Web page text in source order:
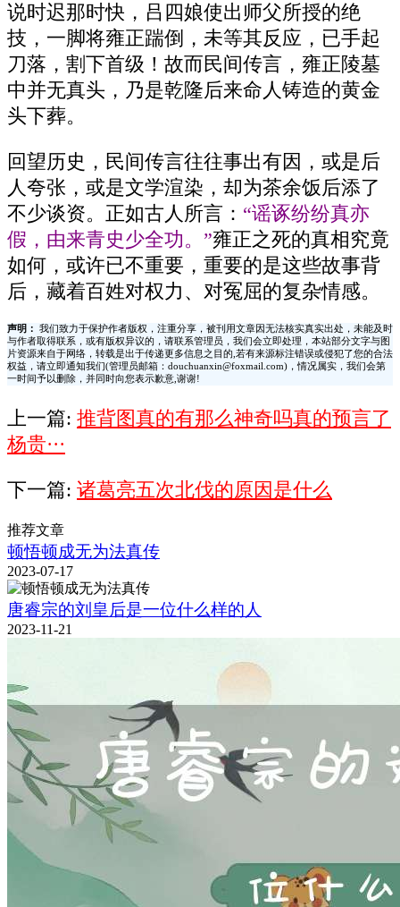
说时迟那时快，吕四娘使出师父所授的绝
技，一脚将雍正踹倒，未等其反应，已手起
刀落，割下首级！故而民间传言，雍正陵墓
中并无真头，乃是乾隆后来命人铸造的黄金
头下葬。
回望历史，民间传言往往事出有因，或是后
人夸张，或是文学渲染，却为茶余饭后添了
不少谈资。正如古人所言： “谣诼纷纷真亦
假，由来青史少全功。”雍正之死的真相究竟
如何，或许已不重要，重要的是这些故事背
后，藏着百姓对权力、对冤屈的复杂情感。
声明：
我们致力于保护作者版权，注重分享，被刊用文章因无法核实真实出处，未能及时
与作者取得联系，或有版权异议的，请联系管理员，我们会立即处理，本站部分文字与图
片资源来自于网络，转载是出于传递更多信息之目的,若有来源标注错误或侵犯了您的合法
权益，请立即通知我们(管理员邮箱：douchuanxin@foxmail.com)，情况属实，我们会第
一时间予以删除，并同时向您表示歉意,谢谢!
上一篇: 推背图真的有那么神奇吗真的预言了
杨贵···
下一篇: 诸葛亮五次北伐的原因是什么
推荐文章
顿悟顿成无为法真传
2023-07-17
唐睿宗的刘皇后是一位什么样的人
2023-11-21